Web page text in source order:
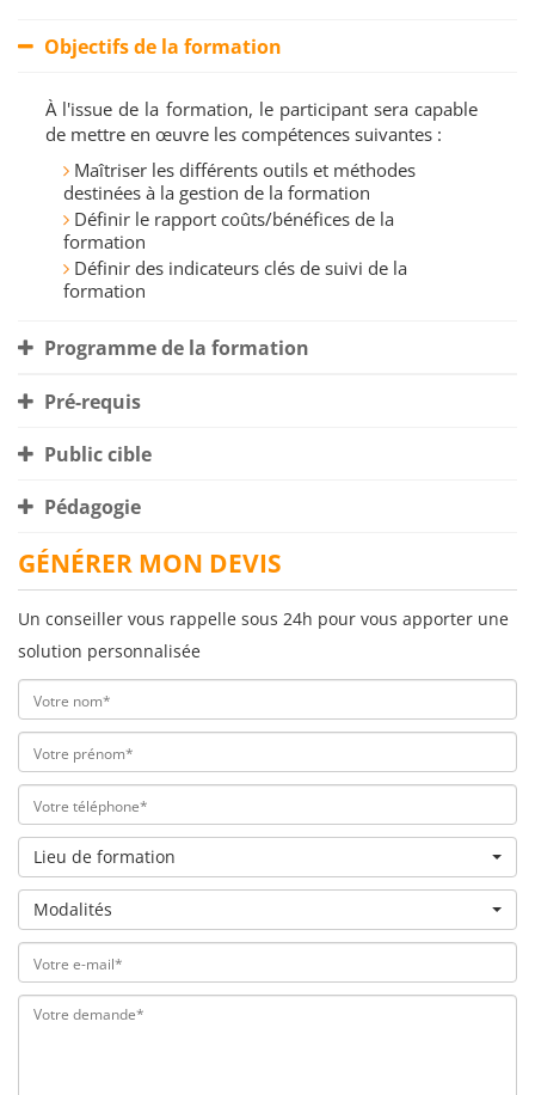
Objectifs de la formation
À l'issue de la formation, le participant sera capable
de mettre en œuvre les compétences suivantes :
Maîtriser les différents outils et méthodes
destinées à la gestion de la formation
Définir le rapport coûts/bénéfices de la
formation
Définir des indicateurs clés de suivi de la
formation
Programme de la formation
Pré-requis
Public cible
Pédagogie
GÉNÉRER MON DEVIS
Un conseiller vous rappelle sous 24h pour vous apporter une
solution personnalisée
Lieu de formation
Modalités